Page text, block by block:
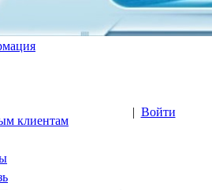
клиентам
| Войти